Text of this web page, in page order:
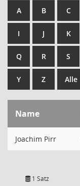
A B C
I J K
Q R S
Y Z Alle
Name
Joachim Pirr
1 Satz